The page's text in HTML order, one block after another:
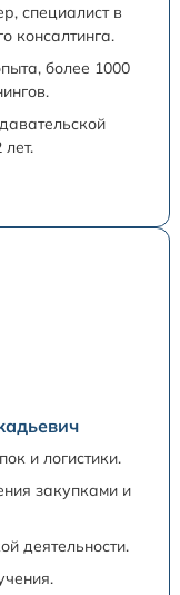
специалист в
консалтинга.
более 1000
и логистики.
закупками и
деятельности.